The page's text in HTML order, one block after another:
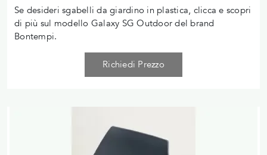
Se desideri sgabelli da giardino in plastica, clicca e scopri
di più sul modello Galaxy SG Outdoor del brand
Bontempi.
Richiedi Prezzo